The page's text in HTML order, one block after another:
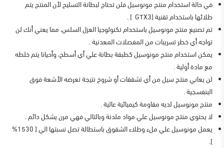
في حالة استخدام منتج مونوسيل فلن تحتاج لبطانة التسليح لأن المنتج يتم
طلائها باستخدام تقنية [GTX3 ] .
تم تصنيع منتج مونوسيل باستخدام تكنولوجيا العزل السلس، مما يعني أنك لن
تواجه أي خطر تسريبات من المفصلات المعدنية .
يمكن استخدام منتج مونوسيل كطبقة بطانة علي أي أسطح، وأحيانا يتم خلطه
مع مادة أولية .
لن يعاني منتج سيل من أي تشققات أو شروخ نتيجة تعرضه الأشعة فوق
البنفسجية .
منتج مونوسيل لديه مقاومة كيميائية عالية .
لا يحتوي منتج مونوسيل علي مواد ملدنة وبالتالي فهي مرن يشكل دائم .
يعمل مونوسيل علي ملء وطلاء الشقوق باستطالة تصل نسبتها الي [ 1530%
].